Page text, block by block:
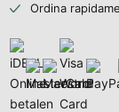
Ordina